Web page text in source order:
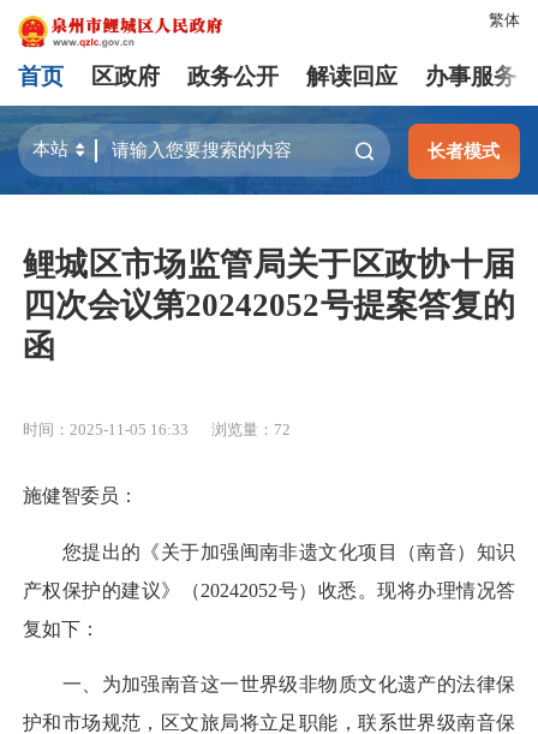
繁体
首页 区政府 政务公开 解读回应 办事服务
长者模式
鲤城区市场监管局关于区政协十届
四次会议第20242052号提案答复的
函
时间：2025-11-05 16:33 浏览量： 72
施健智委员：
您提出的《关于加强闽南非遗文化项目（南音）知识
产权保护的建议》（20242052号）收悉。现将办理情况答
复如下：
一、为加强南音这一世界级非物质文化遗产的法律保
护和市场规范，区文旅局将立足职能，联系世界级南音保